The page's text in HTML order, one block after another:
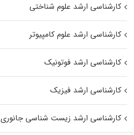
کارشناسی ارشد علوم شناختی
کارشناسی ارشد علوم کامپیوتر
کارشناسی ارشد فوتونیک
کارشناسی ارشد فیزیک
کارشناسی ارشد زیست‌ شناسی جانوری